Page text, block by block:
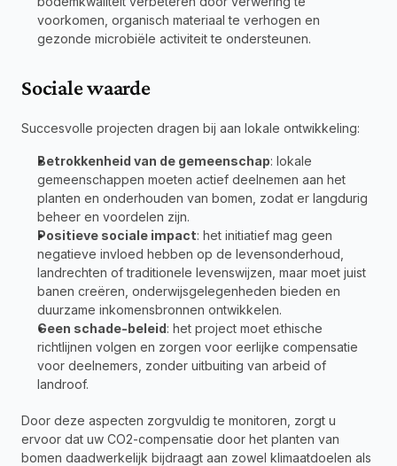
voorkomen, organisch materiaal te verhogen en
gezonde microbiële activiteit te ondersteunen.
Sociale waarde
Succesvolle projecten dragen bij aan lokale ontwikkeling:
Betrokkenheid van de gemeenschap: lokale
gemeenschappen moeten actief deelnemen aan het
planten en onderhouden van bomen, zodat er langdurig
beheer en voordelen zijn.
Positieve sociale impact: het initiatief mag geen
negatieve invloed hebben op de levensonderhoud,
landrechten of traditionele levenswijzen, maar moet juist
banen creëren, onderwijsgelegenheden bieden en
duurzame inkomensbronnen ontwikkelen.
Geen schade-beleid: het project moet ethische
richtlijnen volgen en zorgen voor eerlijke compensatie
voor deelnemers, zonder uitbuiting van arbeid of
landroof.
Door deze aspecten zorgvuldig te monitoren, zorgt u
ervoor dat uw CO2-compensatie door het planten van
bomen daadwerkelijk bijdraagt aan zowel klimaatdoelen als